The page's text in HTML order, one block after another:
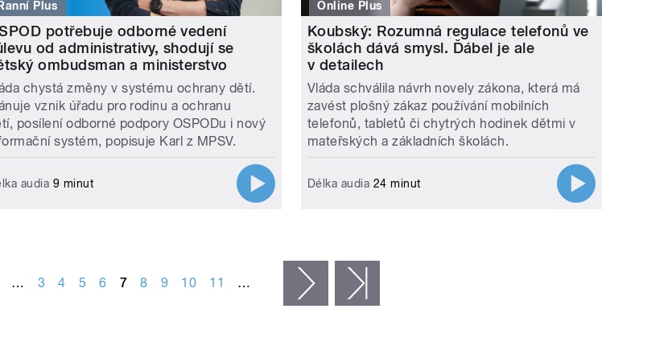
Ranní Plus
potřebuje odborné vedení
od administrativy, shodují se
ombudsman a ministerstvo
chystá změny v systému ochrany dětí.
vznik úřadu pro rodinu a ochranu
posílení odborné podpory OSPODu i nový
systém, popisuje Karl z MPSV.
audia 9 minut
Online Plus
Koubský: Rozumná regulace telefonů ve
školách dává smysl. Ďábel je ale
v detailech
Vláda schválila návrh novely zákona, která má
zavést plošný zákaz používání mobilních
telefonů, tabletů či chytrých hodinek dětmi v
mateřských a základních školách.
Délka audia 24 minut
… 3 4 5 6 7 8 9 10 11 … následující ›